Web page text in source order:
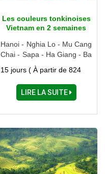
Les couleurs tonkinoises
Vietnam en 2 semaines
Hanoi - Nghia Lo - Mu Cang
Chai - Sapa - Ha Giang - Ba
Be - Thai Nguyen - Baie
d'Halong - Ninh Binh
15 jours ( À partir de 824
LIRE LA SUITE